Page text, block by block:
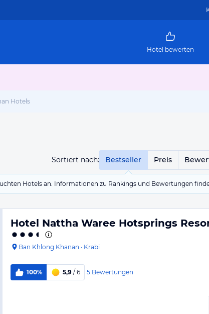
Hotel bewerten
Hotels
Sortiert nach: Bestseller Preis
Hotels an. Informationen zu Rankings und Bewertungen
Hotel Nattha Waree Hotsprings
Ban Khlong Khanan · Krabi
100% 5,9 / 6 5 Bewertungen